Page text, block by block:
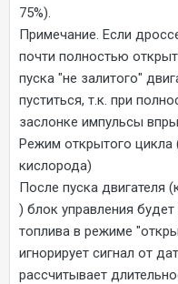
75%).
Примечание. Если
почти полностью
пуска "не залитого"
пуститься, т.к. при
заслонке импульсы
Режим открытого цикла
кислорода)
После пуска двигателя
) блок управления
топлива в режиме
игнорирует сигнал от
рассчитывает